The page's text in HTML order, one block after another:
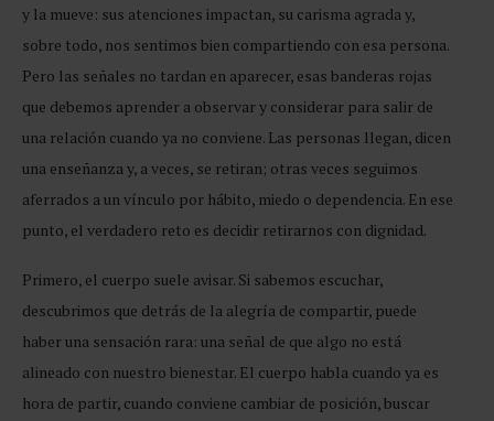
y la mueve: sus atenciones impactan, su carisma agrada y,
sobre todo, nos sentimos bien compartiendo con esa persona.
Pero las señales no tardan en aparecer, esas banderas rojas
que debemos aprender a observar y considerar para salir de
una relación cuando ya no conviene. Las personas llegan, dicen
una enseñanza y, a veces, se retiran; otras veces seguimos
aferrados a un vínculo por hábito, miedo o dependencia. En ese
punto, el verdadero reto es decidir retirarnos con dignidad.
Primero, el cuerpo suele avisar. Si sabemos escuchar,
descubrimos que detrás de la alegría de compartir, puede
haber una sensación rara: una señal de que algo no está
alineado con nuestro bienestar. El cuerpo habla cuando ya es
hora de partir, cuando conviene cambiar de posición, buscar